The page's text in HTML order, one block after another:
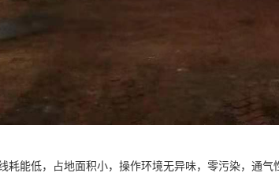
耗能低，占地面积小，操作环境无异味，零污染，通